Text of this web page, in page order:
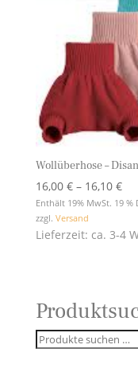
Wollüberhose –
16,00 € – 16,10 €
Enthält 19% MwSt. 19 %
zzgl. Versand
Lieferzeit: ca. 3-4
Suchen